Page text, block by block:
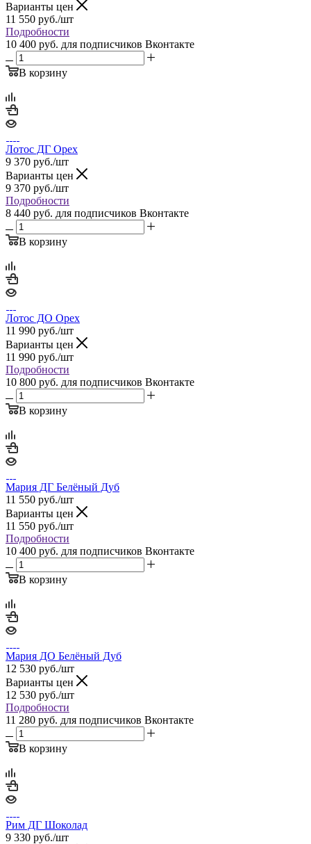
Варианты цен
11 550 руб./шт
Подробности
10 400 руб. для подписчиков Вконтакте
В корзину
Лотос ДГ Орех
9 370 руб./шт
Варианты цен
9 370 руб./шт
Подробности
8 440 руб. для подписчиков Вконтакте
В корзину
Лотос ДО Орех
11 990 руб./шт
Варианты цен
11 990 руб./шт
Подробности
10 800 руб. для подписчиков Вконтакте
В корзину
Мария ДГ Белёный Дуб
11 550 руб./шт
Варианты цен
11 550 руб./шт
Подробности
10 400 руб. для подписчиков Вконтакте
В корзину
Мария ДО Белёный Дуб
12 530 руб./шт
Варианты цен
12 530 руб./шт
Подробности
11 280 руб. для подписчиков Вконтакте
В корзину
Рим ДГ Шоколад
9 330 руб./шт